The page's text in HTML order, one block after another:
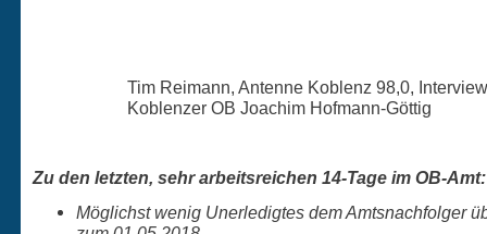
Tim Reimann, Antenne Koblenz 98,0,
Koblenzer OB Joachim Hofmann-Göttig
Zu den letzten, sehr arbeitsreichen 14-Tage im OB-Amt:
Möglichst wenig Unerledigtes dem Amtsnachfolger